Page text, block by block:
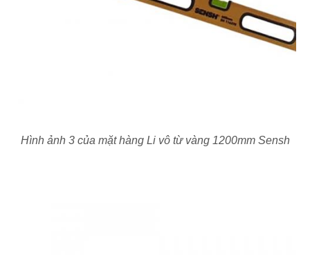
Hình ảnh 3 của mặt hàng Li vô từ vàng 1200mm Sensh